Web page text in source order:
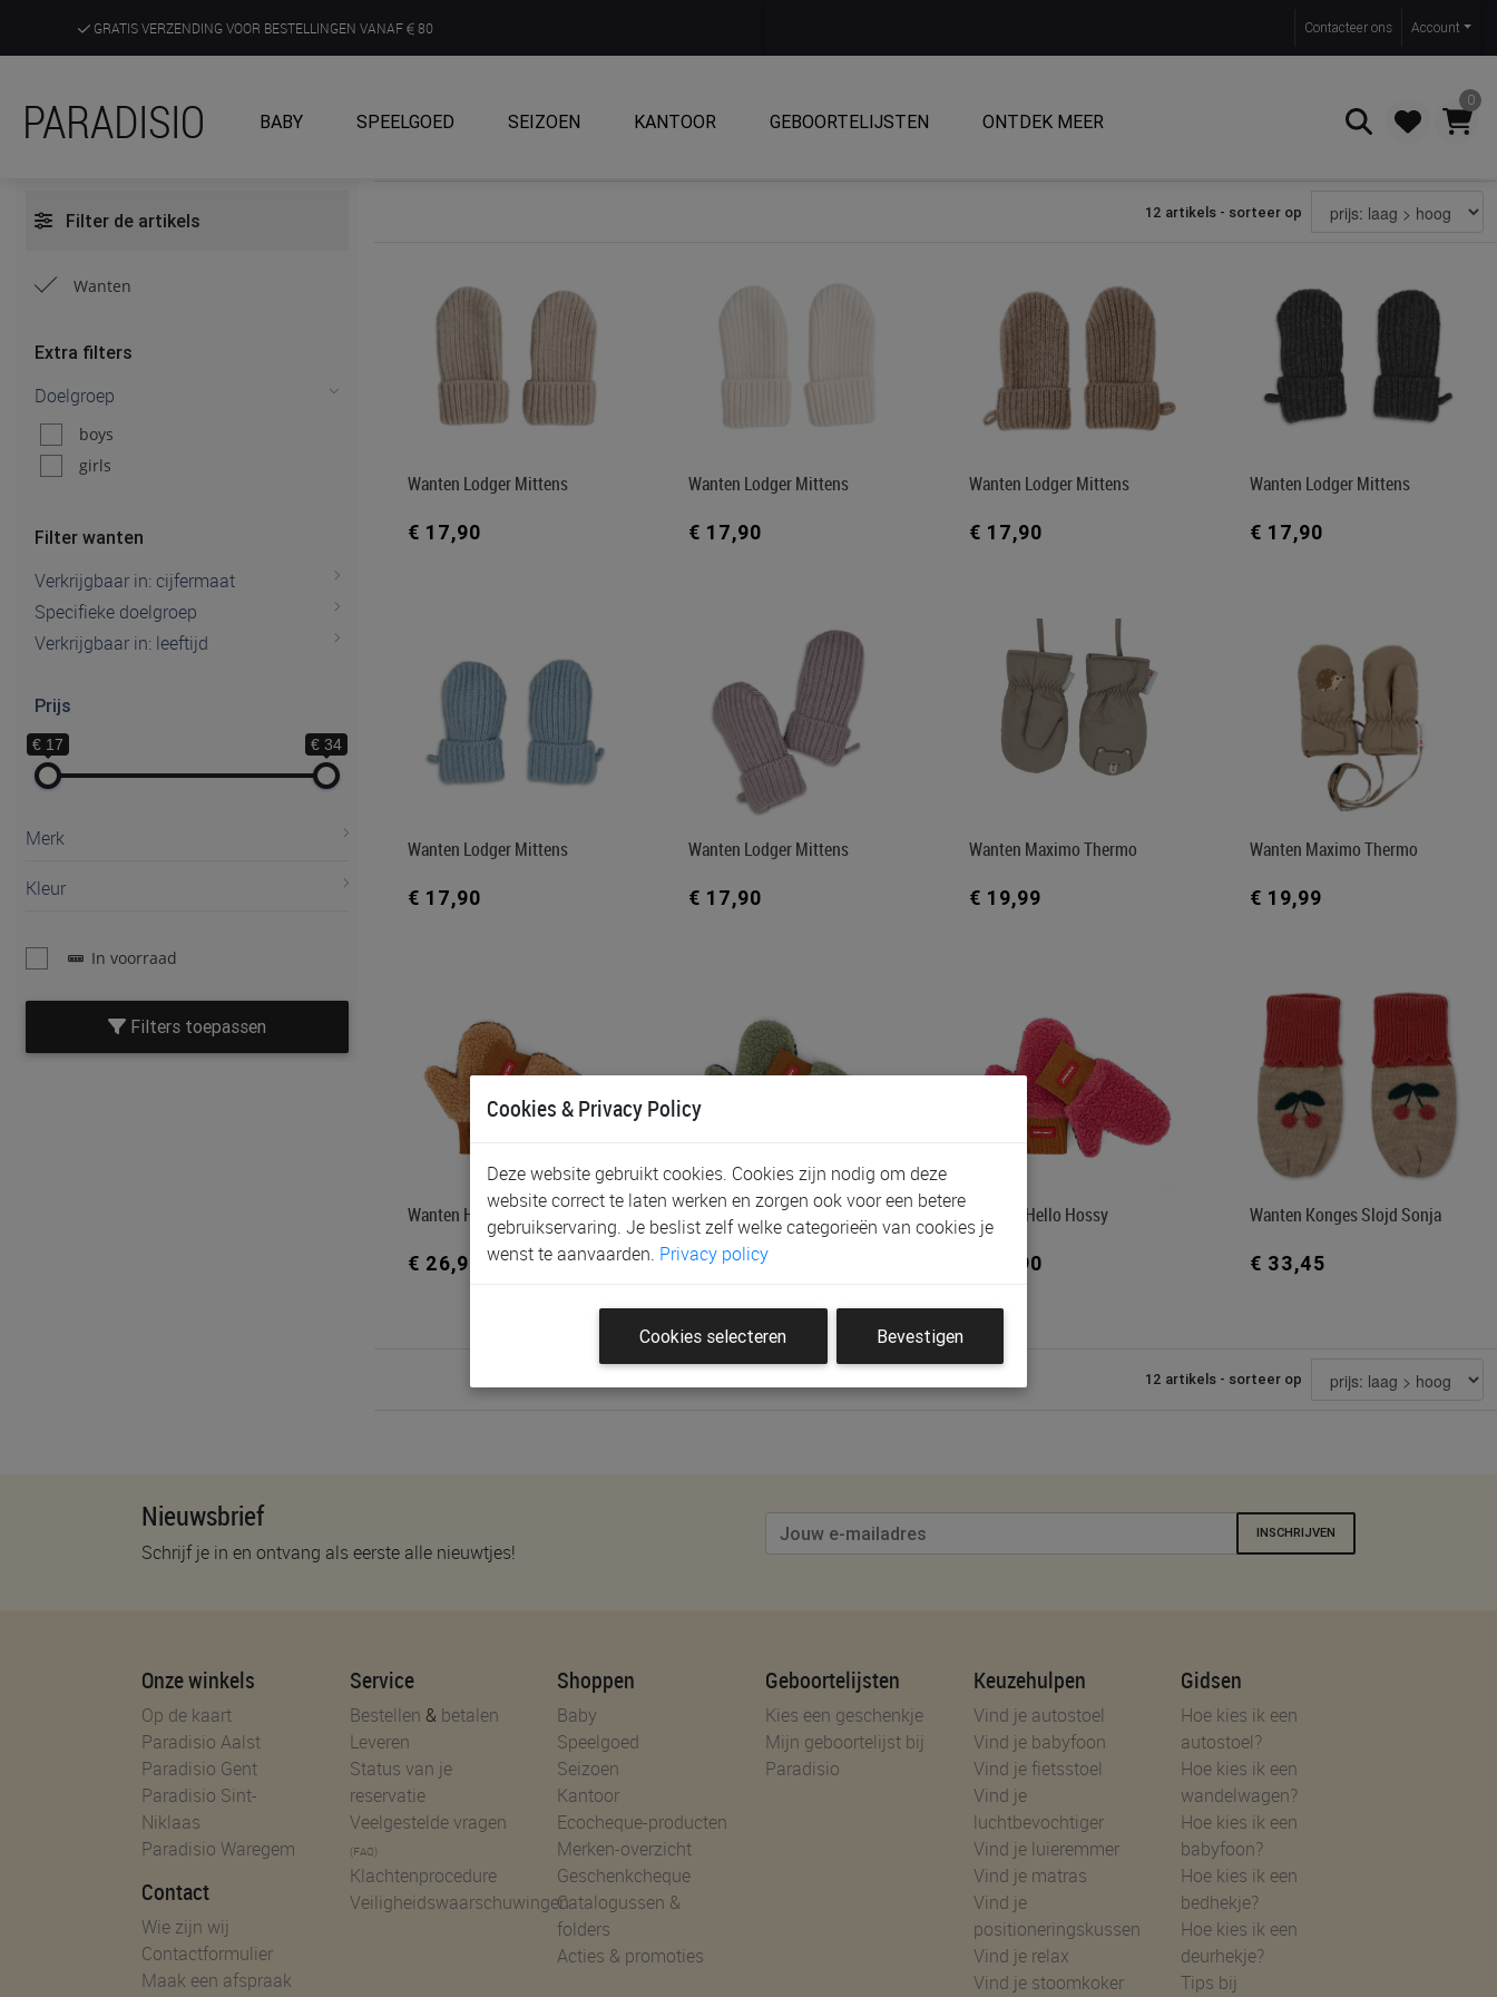
GRATIS VERZENDING VOOR BESTELLINGEN VANAF 80
ONTDEK, BELEEF EN KRIJG ADVIES IN ONZE WINKELS
Contacteer ons Account
PARADISIO BABY SPEELGOED SEIZOEN KANTOOR GEBOORTELIJSTEN ONTDEK MEER
0
Zoeken
Filter de artikels
Wanten
Extra filters
Doelgroep
boys
girls
Filter wanten
Verkrijgbaar in: cijfermaat
Specifieke doelgroep
Verkrijgbaar in: leeftijd
Prijs
€ 17 € 34
Merk
Kleur
In voorraad
Filters toepassen
12 artikels - sorteer op
Wanten Lodger Mittens
€ 17,90
Wanten Lodger Mittens
€ 17,90
Wanten Lodger Mittens
€ 17,90
Wanten Lodger Mittens
€ 17,90
Wanten Lodger Mittens
€ 17,90
Wanten Lodger Mittens
€ 17,90
Wanten Maximo Thermo
€ 19,99
Wanten Maximo Thermo
€ 19,99
Wanten Hello Hossy
€ 26,90
Wanten Hello Hossy
€ 26,90
Wanten Hello Hossy
€ 26,90
Wanten Konges Slojd Sonja
€ 33,45
12 artikels - sorteer op
Nieuwsbrief
Schrijf je in en ontvang als eerste alle nieuwtjes!
INSCHRIJVEN
Onze winkels
Op de kaart
Paradisio Aalst
Paradisio Gent
Paradisio Sint-
Niklaas
Paradisio Waregem
Contact
Wie zijn wij
Contactformulier
Maak een afspraak
Service
Bestellen & betalen
Leveren
Status van je
reservatie
Veelgestelde vragen
(FAQ)
Klachtenprocedure
Veiligheidswaarschuwingen
Shoppen
Baby
Speelgoed
Seizoen
Kantoor
Ecocheque-producten
Merken-overzicht
Geschenkcheque
Catalogussen &
folders
Acties & promoties
Geboortelijsten
Kies een geschenkje
Mijn geboortelijst bij
Paradisio
Keuzehulpen
Vind je autostoel
Vind je babyfoon
Vind je fietsstoel
Vind je
luchtbevochtiger
Vind je luieremmer
Vind je matras
Vind je
positioneringskussen
Vind je relax
Vind je stoomkoker
Gidsen
Hoe kies ik een
autostoel?
Hoe kies ik een
wandelwagen?
Hoe kies ik een
babyfoon?
Hoe kies ik een
bedhekje?
Hoe kies ik een
deurhekje?
Tips bij
Cookies & Privacy Policy
Deze website gebruikt cookies. Cookies zijn nodig om deze
website correct te laten werken en zorgen ook voor een betere
gebruikservaring. Je beslist zelf welke categorieën van cookies je
wenst te aanvaarden. Privacy policy
Cookies selecteren Bevestigen